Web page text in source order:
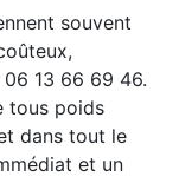
souvent
13 66 69 46.
tous poids
dans tout le
et un